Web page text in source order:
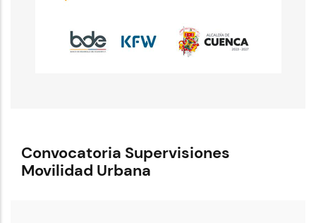
Convocatoria Supervisiones
Movilidad Urbana